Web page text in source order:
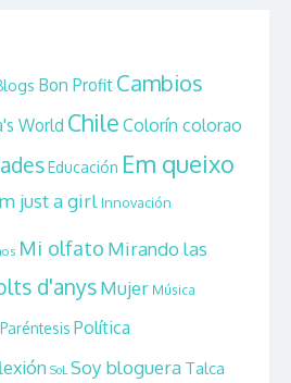
Bon Profit Cambios
World Chile Colorín colorao
Educación Em queixo
just a girlInnovación
Mi olfato Mirando las
d'anysMujer Música
Paréntesis Política
SoL Soy bloguera Talca